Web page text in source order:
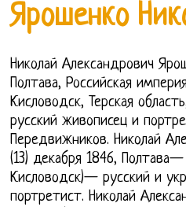
Ярошенко
Николай Александрович
Полтава, Российская
Кисловодск, Терская
русский живописец и
Передвижников. Николай
(13) декабря 1846,
Кисловодск)— русский и
портретист. Николай